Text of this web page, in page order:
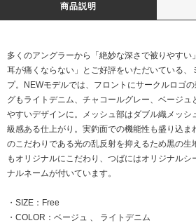
商品説明
多くのアングラーから「絶妙な深さで被りやすい
耳が痛くならない」とご好評をいただいている、
プ。NEWモデルでは、フロントにサークルロゴ
グもライトデニム、チャコールグレー、ベージュ
やすいデザインに。メッシュ部はダブル織メッシ
級感ある仕上がり。実釣面での機能性も盛り込ま
のこだわりである光の乱反射を抑えるため黒の生
もオリジナルにこだわり、つばにはオリジナルシ
ナルネームが付いています。
・SIZE：Free
・COLOR：ベージュ 、 ライトデニム